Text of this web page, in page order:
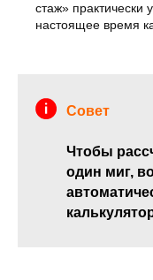
стаж» практически
настоящее время
Совет
Чтобы
один миг,